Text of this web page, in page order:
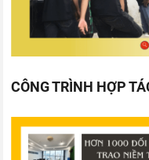
CÔNG TRÌNH HỢP